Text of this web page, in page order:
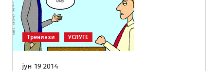
Тренинзи УСЛУГЕ
јун 19 2014